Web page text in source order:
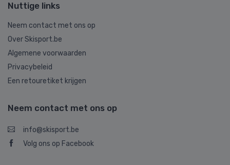
Nuttige links
Neem contact met ons op
Over Skisport.be
Algemene voorwaarden
Privacybeleid
Een retouretiket krijgen
Neem contact met ons op
info@skisport.be
Volg ons op Facebook